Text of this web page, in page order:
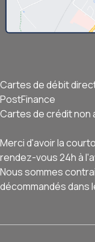
Cartes de débit
PostFinance
Cartes de crédit non
Merci d'avoir la
rendez-vous 24h à
Nous sommes
décommandés dans